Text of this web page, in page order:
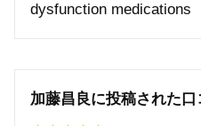
dysfunction medications
加藤昌良に投稿された口